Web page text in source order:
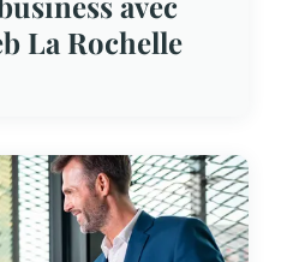
La Rochelle